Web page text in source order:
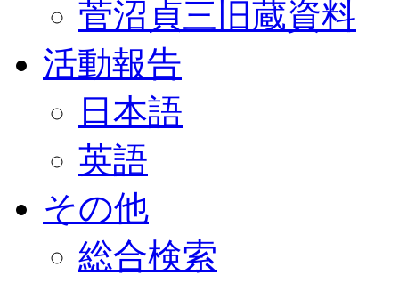
菅沼貞三旧蔵資料
活動報告
日本語
英語
その他
総合検索